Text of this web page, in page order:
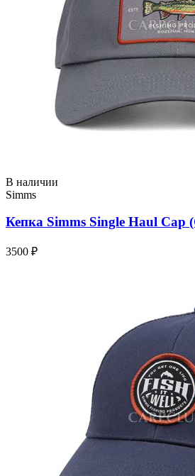
В наличии
Simms
Кепка Simms Single Haul Cap
3500 ₽